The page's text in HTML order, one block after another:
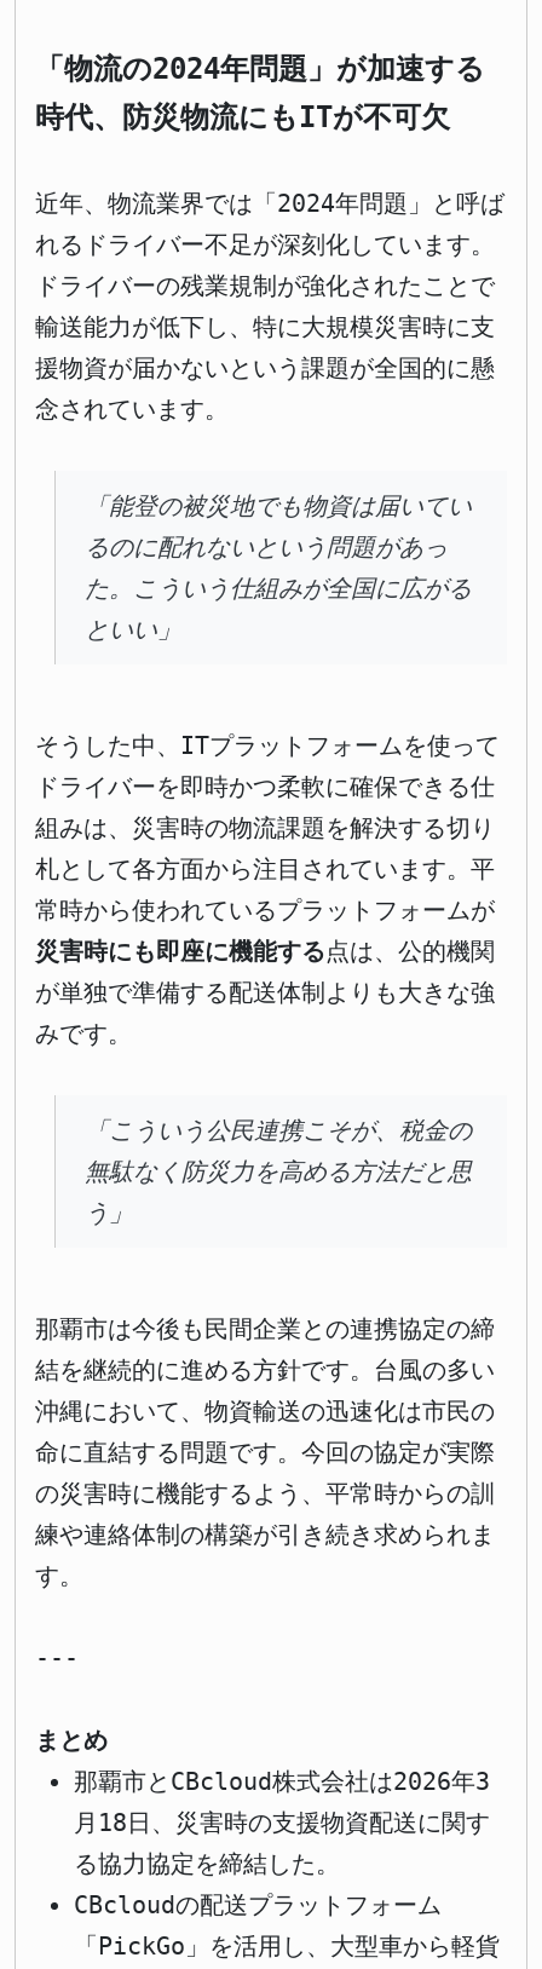
「物流の2024年問題」が加速する
時代、防災物流にもITが不可欠
近年、物流業界では「2024年問題」と呼ば
れるドライバー不足が深刻化しています。
ドライバーの残業規制が強化されたことで
輸送能力が低下し、特に大規模災害時に支
援物資が届かないという課題が全国的に懸
念されています。
「能登の被災地でも物資は届いてい
るのに配れないという問題があっ
た。こういう仕組みが全国に広がる
といい」
そうした中、ITプラットフォームを使って
ドライバーを即時かつ柔軟に確保できる仕
組みは、災害時の物流課題を解決する切り
札として各方面から注目されています。平
常時から使われているプラットフォームが
災害時にも即座に機能する点は、公的機関
が単独で準備する配送体制よりも大きな強
みです。
「こういう公民連携こそが、税金の
無駄なく防災力を高める方法だと思
う」
那覇市は今後も民間企業との連携協定の締
結を継続的に進める方針です。台風の多い
沖縄において、物資輸送の迅速化は市民の
命に直結する問題です。今回の協定が実際
の災害時に機能するよう、平常時からの訓
練や連絡体制の構築が引き続き求められま
す。
---
まとめ
那覇市とCBcloud株式会社は2026年3
月18日、災害時の支援物資配送に関す
る協力協定を締結した。
CBcloudの配送プラットフォーム
「PickGo」を活用し、大型車から軽貨